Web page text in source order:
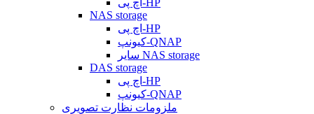
اچ پی-HP
NAS storage
اچ پی-HP
کیونپ-QNAP
سایر NAS storage
DAS storage
اچ پی-HP
کیونپ-QNAP
ملزومات نظارت تصویری